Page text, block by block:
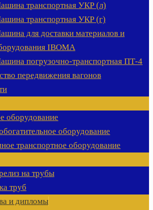
транспортная УКР (л)
транспортная УКР (г)
для доставки материалов и
IBOMA
погрузочно-транспортная ПТ-4
передвижения вагонов
оборудование
оборудование
транспортное оборудование
на трубы
труб
и дипломы